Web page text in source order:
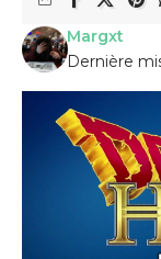
Dernière
Margxt